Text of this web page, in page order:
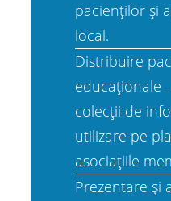
pacienților și
local.
Distribuire
educaționale
colecții de
utilizare pe
asociațiile
Prezentare și